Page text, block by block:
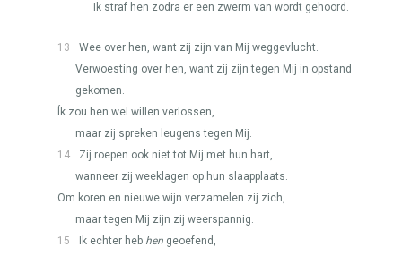
Ik straf hen zodra er een zwerm van wordt gehoord.
13
Wee over hen, want zij zijn van Mij weggevlucht.
Verwoesting over hen, want zij zijn tegen Mij in opstand
gekomen.
Ík zou hen wel willen verlossen,
maar zij spreken leugens tegen Mij.
14
Zij roepen ook niet tot Mij met hun hart,
wanneer zij weeklagen op hun slaapplaats.
Om koren en nieuwe wijn verzamelen zij zich,
maar tegen Mij zijn zij weerspannig.
15
Ik echter heb hen geoefend,